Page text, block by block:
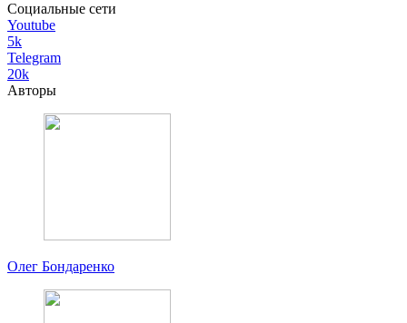
Социальные сети
Youtube
5k
Telegram
20k
Авторы
Олег Бондаренко